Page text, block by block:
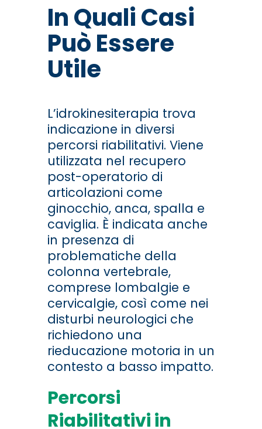
In Quali Casi
Può Essere
Utile
L’idrokinesiterapia trova
indicazione in diversi
percorsi riabilitativi. Viene
utilizzata nel recupero
post-operatorio di
articolazioni come
ginocchio, anca, spalla e
caviglia. È indicata anche
in presenza di
problematiche della
colonna vertebrale,
comprese lombalgie e
cervicalgie, così come nei
disturbi neurologici che
richiedono una
rieducazione motoria in un
contesto a basso impatto.
Percorsi
Riabilitativi in